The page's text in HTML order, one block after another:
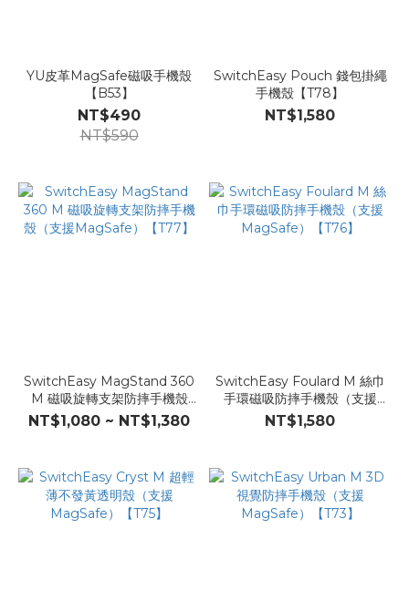
YU皮革MagSafe磁吸手機殼
【B53】
NT$490
NT$590
SwitchEasy Pouch 錢包掛繩
手機殼【T78】
NT$1,580
SwitchEasy MagStand 360
M 磁吸旋轉支架防摔手機殼
（支援MagSafe）【T77】
NT$1,080 ~ NT$1,380
SwitchEasy Foulard M 絲巾
手環磁吸防摔手機殼（支援
MagSafe）【T76】
NT$1,580